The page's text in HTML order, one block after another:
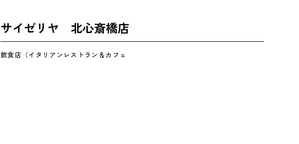
サイゼリヤ 北心斎橋店
飲食店（イタリアンレストラン＆カフェ